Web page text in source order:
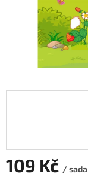
109 Kč / sada